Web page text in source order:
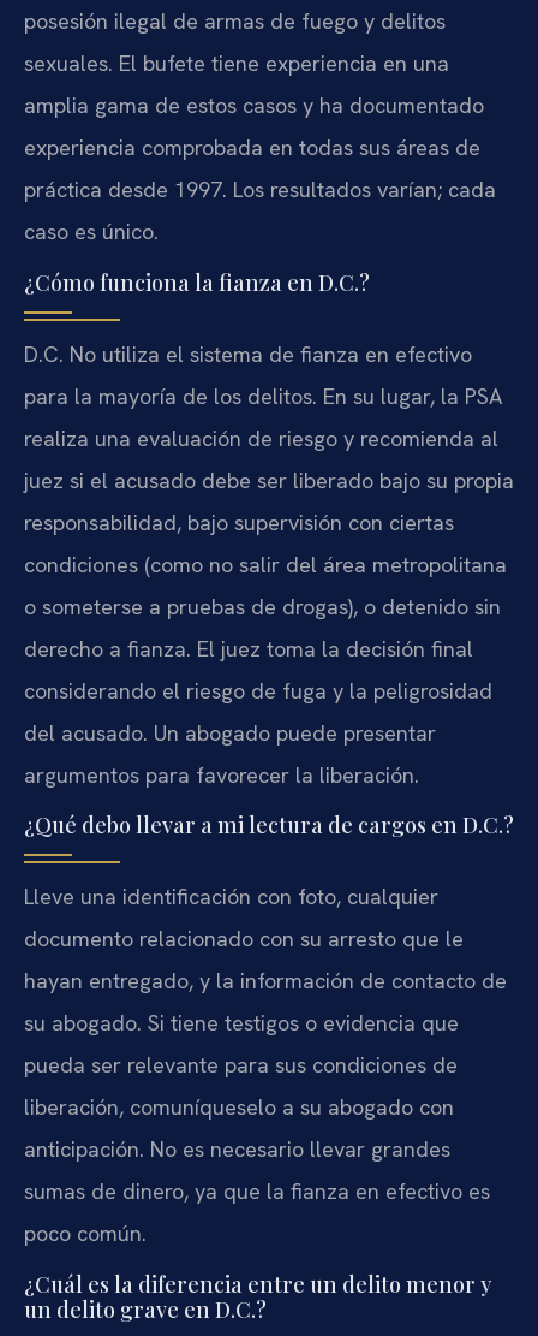
posesión ilegal de armas de fuego y delitos
sexuales. El bufete tiene experiencia en una
amplia gama de estos casos y ha documentado
experiencia comprobada en todas sus áreas de
práctica desde 1997. Los resultados varían; cada
caso es único.
¿Cómo funciona la fianza en D.C.?
D.C. No utiliza el sistema de fianza en efectivo
para la mayoría de los delitos. En su lugar, la PSA
realiza una evaluación de riesgo y recomienda al
juez si el acusado debe ser liberado bajo su propia
responsabilidad, bajo supervisión con ciertas
condiciones (como no salir del área metropolitana
o someterse a pruebas de drogas), o detenido sin
derecho a fianza. El juez toma la decisión final
considerando el riesgo de fuga y la peligrosidad
del acusado. Un abogado puede presentar
argumentos para favorecer la liberación.
¿Qué debo llevar a mi lectura de cargos en D.C.?
Lleve una identificación con foto, cualquier
documento relacionado con su arresto que le
hayan entregado, y la información de contacto de
su abogado. Si tiene testigos o evidencia que
pueda ser relevante para sus condiciones de
liberación, comuníqueselo a su abogado con
anticipación. No es necesario llevar grandes
sumas de dinero, ya que la fianza en efectivo es
poco común.
¿Cuál es la diferencia entre un delito menor y
un delito grave en D.C.?